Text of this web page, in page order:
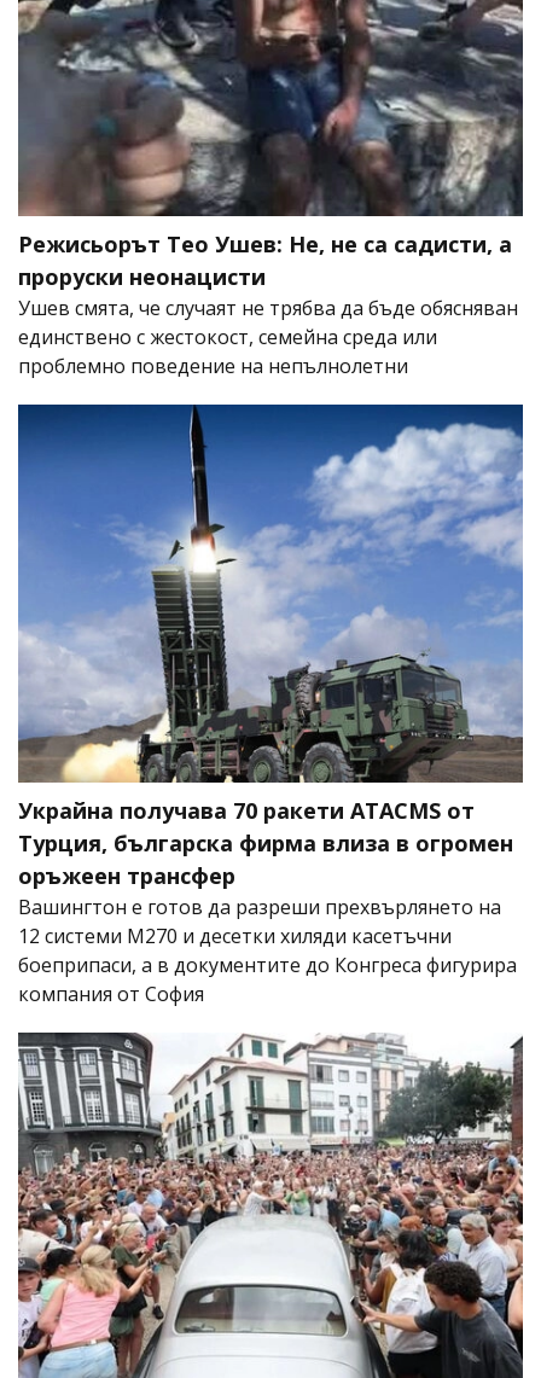
Режисьорът Тео Ушев: Не, не са садисти, а
проруски неонацисти
Ушев смята, че случаят не трябва да бъде обясняван
единствено с жестокост, семейна среда или
проблемно поведение на непълнолетни
Украйна получава 70 ракети ATACMS от
Турция, българска фирма влиза в огромен
оръжеен трансфер
Вашингтон е готов да разреши прехвърлянето на
12 системи M270 и десетки хиляди касетъчни
боеприпаси, а в документите до Конгреса фигурира
компания от София